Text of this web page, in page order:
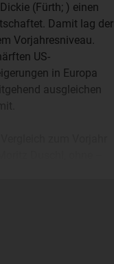
(Fürth; ) einen
Damit lag der
Vorjahresniveau.
US-
in Europa
ausgleichen